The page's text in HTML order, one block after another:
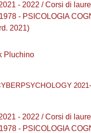
- 2022 / Corsi di
- PSICOLOGIA
2021)
Pluchino
- 2022 / Corsi di
- PSICOLOGIA